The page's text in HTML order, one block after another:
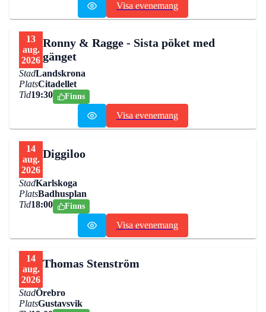
Visa evenemang
13
aug.
2026
Ronny & Ragge - Sista pöket med
gänget
StadLandskrona
PlatsCitadellet
Tid19:30 Finns
Visa evenemang
14
aug.
2026
Diggiloo
StadKarlskoga
PlatsBadhusplan
Tid18:00 Finns
Visa evenemang
14
aug.
2026
Thomas Stenström
StadÖrebro
PlatsGustavsvik